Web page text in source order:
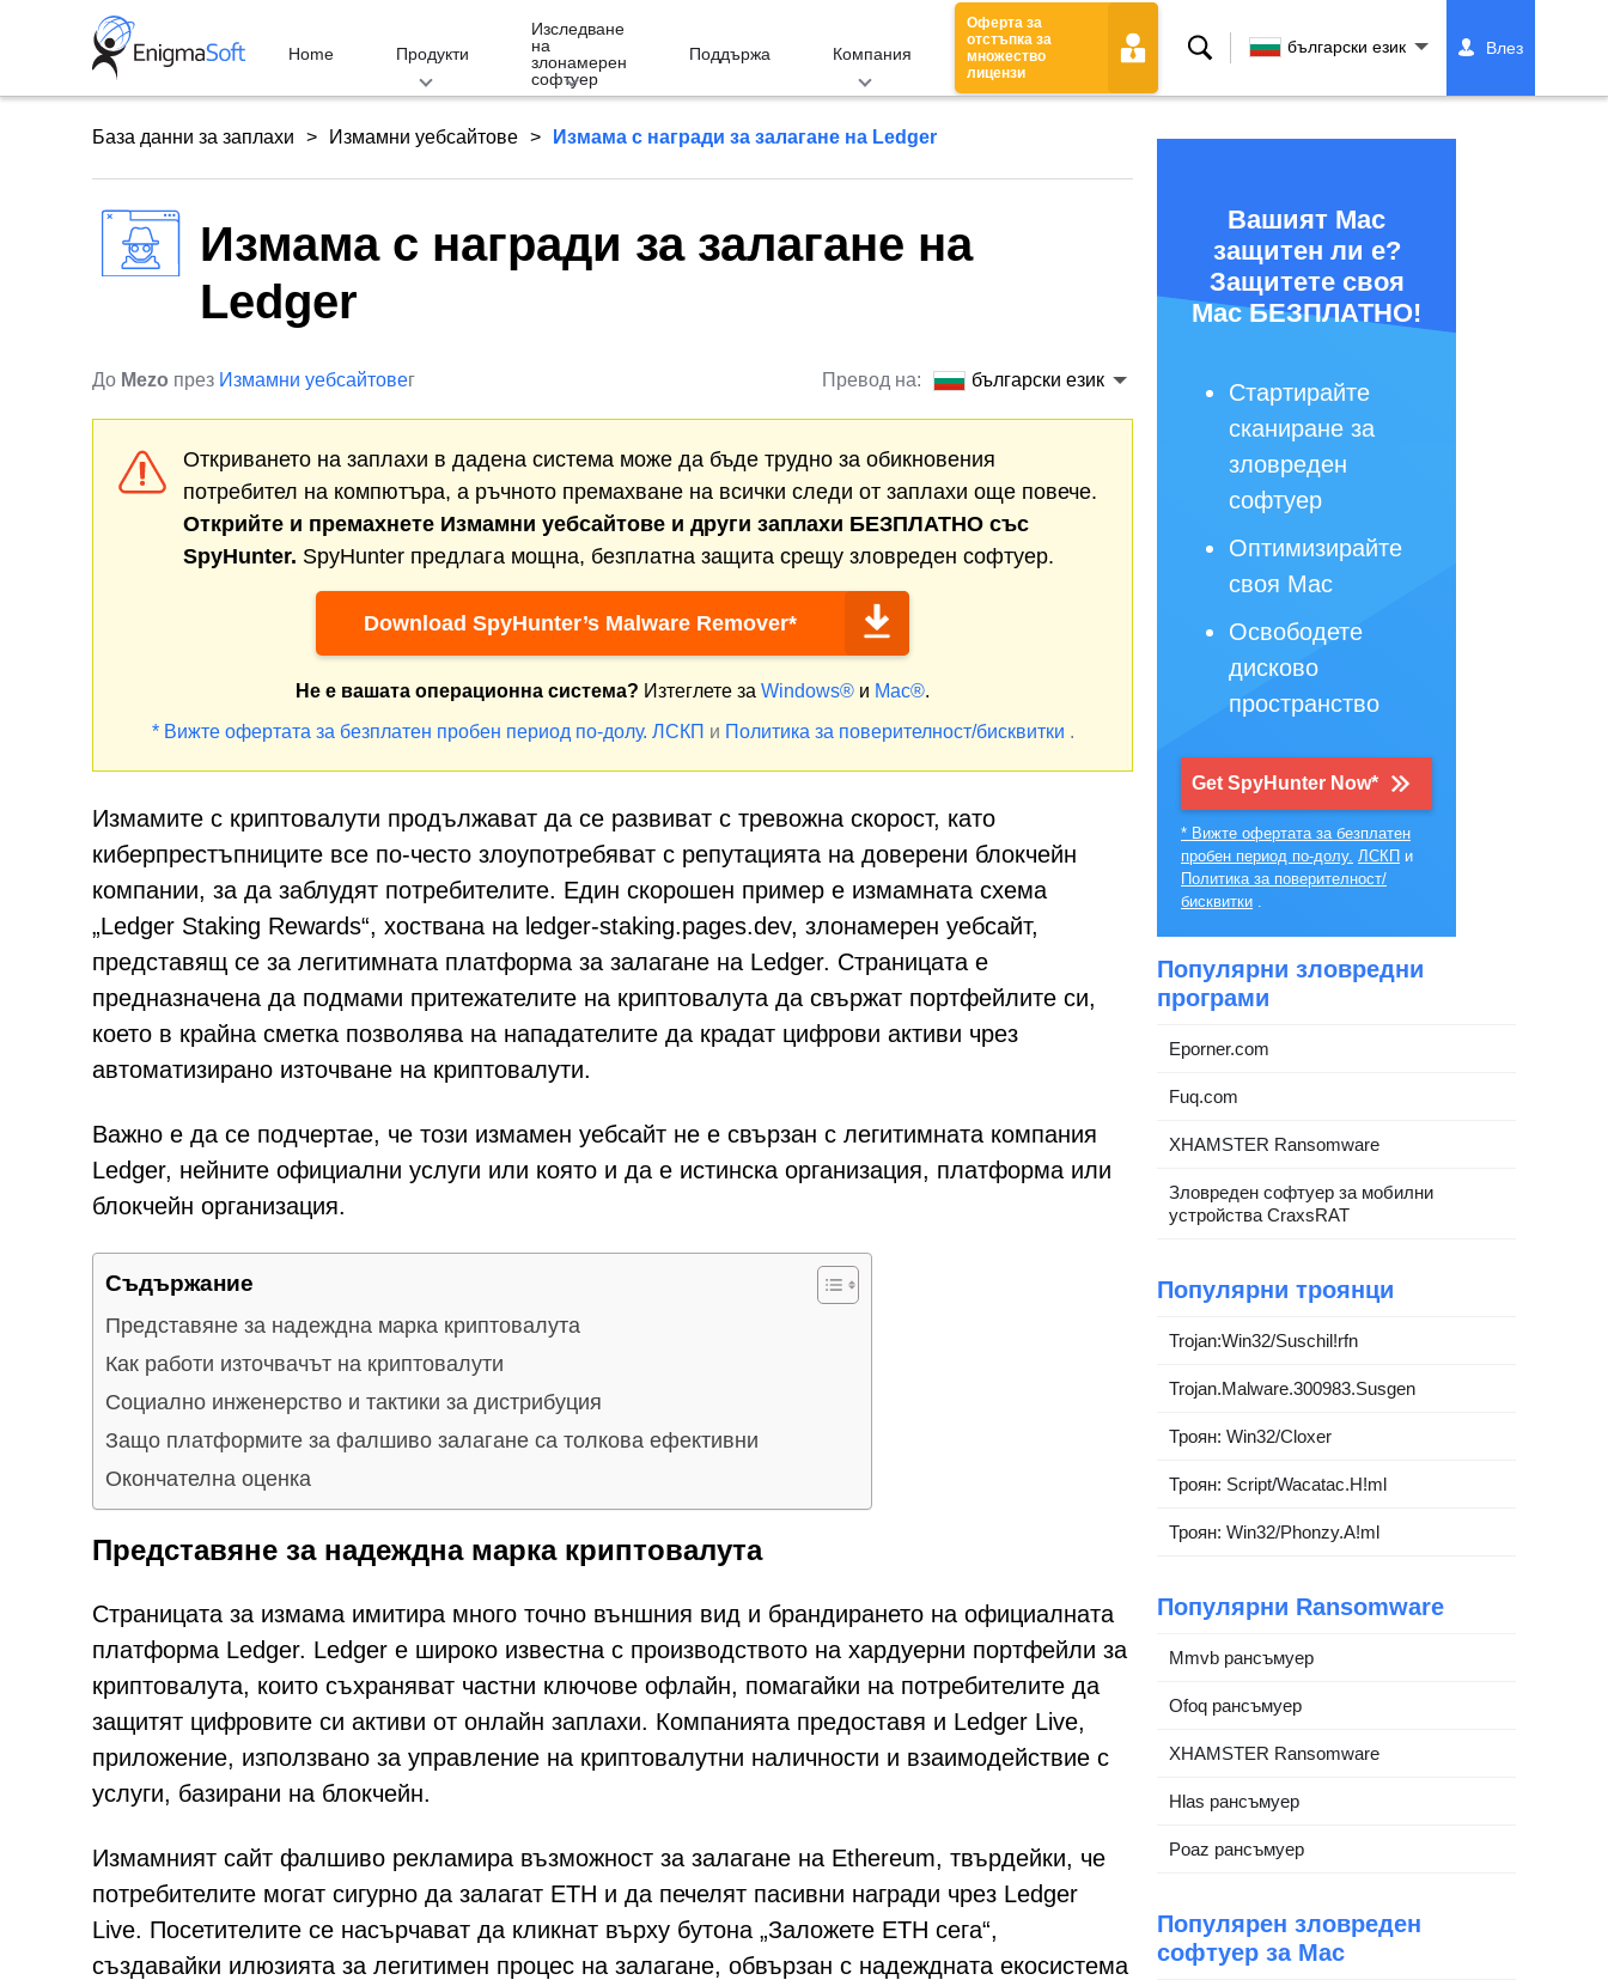
Home Продукти
Изследване
на
злонамерен
софтуер
Поддържа Компания
Оферта за
отстъпка за
множество
лицензи
Търсене български език Влез
База данни за заплахи Измамни уебсайтове Измама с награди за залагане на Ledger
Измама с награди за залагане на
Ledger
До Mezo през Измамни уебсайтовег Превод на: български език
Откриването на заплахи в дадена система може да бъде трудно за обикновения
потребител на компютъра, а ръчното премахване на всички следи от заплахи още повече.
Открийте и премахнете Измамни уебсайтове и други заплахи БЕЗПЛАТНО със
SpyHunter. SpyHunter предлага мощна, безплатна защита срещу зловреден софтуер.
Download SpyHunter’s Malware Remover*
Не е вашата операционна система? Изтеглете за Windows® и Mac®.
* Вижте офертата за безплатен пробен период по-долу. ЛСКП и Политика за поверителност/бисквитки .
Измамите с криптовалути продължават да се развиват с тревожна скорост, като
киберпрестъпниците все по-често злоупотребяват с репутацията на доверени блокчейн
компании, за да заблудят потребителите. Един скорошен пример е измамната схема
„Ledger Staking Rewards“, хоствана на ledger-staking.pages.dev, злонамерен уебсайт,
представящ се за легитимната платформа за залагане на Ledger. Страницата е
предназначена да подмами притежателите на криптовалута да свържат портфейлите си,
което в крайна сметка позволява на нападателите да крадат цифрови активи чрез
автоматизирано източване на криптовалути.
Важно е да се подчертае, че този измамен уебсайт не е свързан с легитимната компания
Ledger, нейните официални услуги или която и да е истинска организация, платформа или
блокчейн организация.
Съдържание
Представяне за надеждна марка криптовалута
Как работи източвачът на криптовалути
Социално инженерство и тактики за дистрибуция
Защо платформите за фалшиво залагане са толкова ефективни
Окончателна оценка
Представяне за надеждна марка криптовалута
Страницата за измама имитира много точно външния вид и брандирането на официалната
платформа Ledger. Ledger е широко известна с производството на хардуерни портфейли за
криптовалута, които съхраняват частни ключове офлайн, помагайки на потребителите да
защитят цифровите си активи от онлайн заплахи. Компанията предоставя и Ledger Live,
приложение, използвано за управление на криптовалутни наличности и взаимодействие с
услуги, базирани на блокчейн.
Измамният сайт фалшиво рекламира възможност за залагане на Ethereum, твърдейки, че
потребителите могат сигурно да залагат ETH и да печелят пасивни награди чрез Ledger
Live. Посетителите се насърчават да кликнат върху бутона „Заложете ETH сега“,
създавайки илюзията за легитимен процес на залагане, обвързан с надеждната екосистема
Вашият Mac
защитен ли е?
Защитете своя
Mac БЕЗПЛАТНО!
Стартирайте
сканиране за
зловреден
софтуер
Оптимизирайте
своя Mac
Освободете
дисково
пространство
Get SpyHunter Now*
* Вижте офертата за безплатен
пробен период по-долу. ЛСКП и
Политика за поверителност/
бисквитки .
Популярни зловредни
програми
Eporner.com
Fuq.com
XHAMSTER Ransomware
Зловреден софтуер за мобилни
устройства CraxsRAT
Популярни троянци
Trojan:Win32/Suschil!rfn
Trojan.Malware.300983.Susgen
Троян: Win32/Cloxer
Троян: Script/Wacatac.H!ml
Троян: Win32/Phonzy.A!ml
Популярни Ransomware
Mmvb рансъмуер
Ofoq рансъмуер
XHAMSTER Ransomware
Hlas рансъмуер
Poaz рансъмуер
Популярен зловреден
софтуер за Mac